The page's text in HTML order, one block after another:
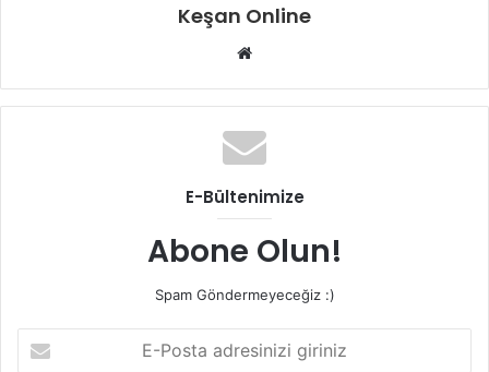
Keşan Online
Web
E-Bültenimize
Abone Olun!
Spam Göndermeyeceğiz :)
Posta